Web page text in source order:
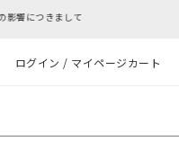
ログイン / マイページカート